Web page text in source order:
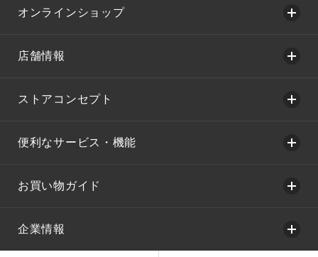
オンラインショップ
店舗情報
ストアコンセプト
便利なサービス・機能
お買い物ガイド
企業情報